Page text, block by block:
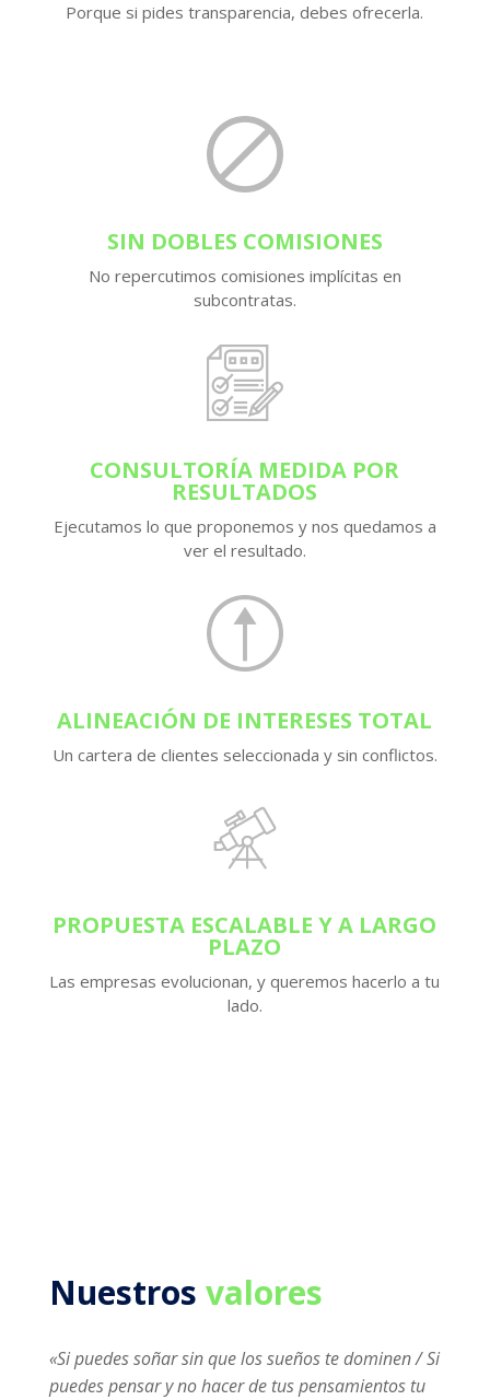
Porque si pides transparencia, debes ofrecerla.
SIN DOBLES COMISIONES
No repercutimos comisiones implícitas en
subcontratas.
CONSULTORÍA MEDIDA POR
RESULTADOS
Ejecutamos lo que proponemos y nos quedamos a
ver el resultado.
ALINEACIÓN DE INTERESES TOTAL
Un cartera de clientes seleccionada y sin conflictos.
PROPUESTA ESCALABLE Y A LARGO
PLAZO
Las empresas evolucionan, y queremos hacerlo a tu
lado.
Nuestros valores
«Si puedes soñar sin que los sueños te dominen /Si
puedes pensar y no hacer de tus pensamientos tu